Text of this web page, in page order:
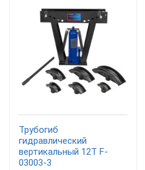
Трубогиб
гидравлический
вертикальный 12Т F-
03003-3